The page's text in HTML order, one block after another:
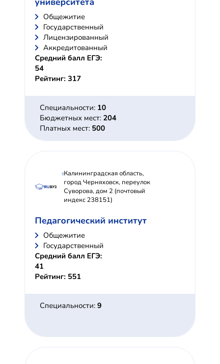
Общежитие
Государственный
Лицензированный
Аккредитованный
Средний балл ЕГЭ:
54
Рейтинг: 317
Специальности: 10
Бюджетных мест: 204
Платных мест: 500
Калининградская область,
город Черняховск, переулок
Суворова, дом 2 (почтовый
индекс 238151)
Педагогический институт
Общежитие
Государственный
Средний балл ЕГЭ:
41
Рейтинг: 551
Специальности: 9